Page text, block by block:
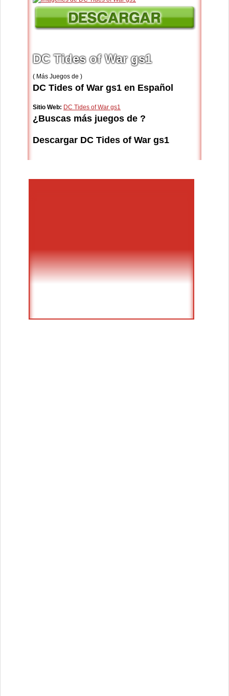
DC Tides of War gs1
( Más Juegos de )
DC Tides of War gs1 en Español
Sitio Web: DC Tides of War gs1
¿Buscas más juegos de ?
Descargar DC Tides of War gs1